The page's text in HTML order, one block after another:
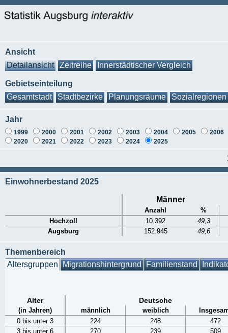
Ansicht
Detailansicht
Zeitreihe Innerstädtischer Vergleich
Gebietseinteilung
Gesamtstadt
Stadtbezirke Planungsräume Sozialregionen
Jahr
1999 2000 2001 2002 2003 2004 2005
2006
2020
2021 2022 2023 2024 2025
Einwohnerbestand 2025
Männer
Anzahl
%
Hochzoll
10.392
49,3
Augsburg
152.945 49,6
Themenbereich
Altersgruppen Migrationshintergrund Familienstand
Alter Deutsche
(in Jahren) männlich weiblich
0 bis unter 3
224 248
472
3 bis unter 6
270 239
509